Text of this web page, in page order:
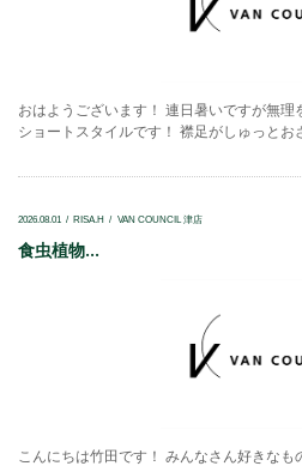
おはようございます！ 連日暑いですが無
ショートスタイルです！ 襟足がしゅっとお
2026.08.01 RISA.H VAN COUNCIL 津店
食虫植物...
こんにちは竹田です！ みんなさん好きなも